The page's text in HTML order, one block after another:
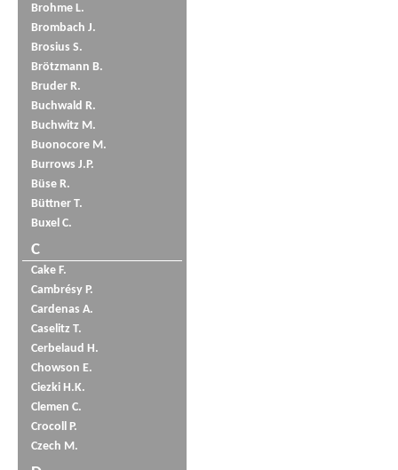
Brohme L.
Brombach J.
Brosius S.
Brötzmann B.
Bruder R.
Buchwald R.
Buchwitz M.
Buonocore M.
Burrows J.P.
Büse R.
Büttner T.
Buxel C.
C
Cake F.
Cambrésy P.
Cardenas A.
Caselitz T.
Cerbelaud H.
Chowson E.
Ciezki H.K.
Clemen C.
Crocoll P.
Czech M.